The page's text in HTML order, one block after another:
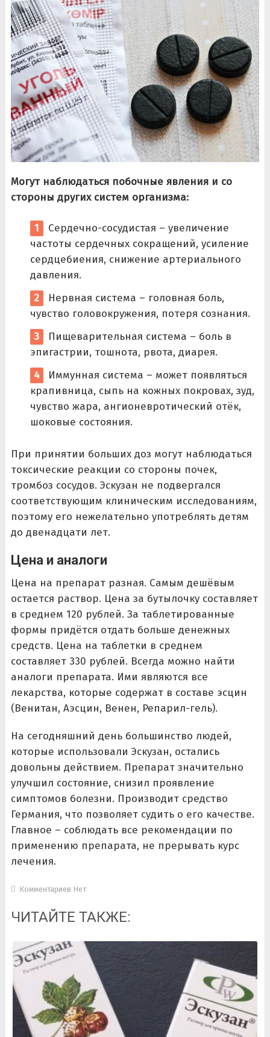
Могут наблюдаться побочные явления и со
стороны других систем организма:
Сердечно-сосудистая – увеличение
частоты сердечных сокращений, усиление
сердцебиения, снижение артериального
давления.
Нервная система – головная боль,
чувство головокружения, потеря сознания.
Пищеварительная система – боль в
эпигастрии, тошнота, рвота, диарея.
Иммунная система – может появляться
крапивница, сыпь на кожных покровах, зуд,
чувство жара, ангионевротический отёк,
шоковые состояния.
При принятии больших доз могут наблюдаться
токсические реакции со стороны почек,
тромбоз сосудов. Эскузан не подвергался
соответствующим клиническим исследованиям,
поэтому его нежелательно употреблять детям
до двенадцати лет.
Цена и аналоги
Цена на препарат разная. Самым дешёвым
остается раствор. Цена за бутылочку составляет
в среднем 120 рублей. За таблетированные
формы придётся отдать больше денежных
средств. Цена на таблетки в среднем
составляет 330 рублей. Всегда можно найти
аналоги препарата. Ими являются все
лекарства, которые содержат в составе эсцин
(Венитан, Аэсцин, Венен, Репарил-гель).
На сегодняшний день большинство людей,
которые использовали Эскузан, остались
довольны действием. Препарат значительно
улучшил состояние, снизил проявление
симптомов болезни. Производит средство
Германия, что позволяет судить о его качестве.
Главное – соблюдать все рекомендации по
применению препарата, не прерывать курс
лечения.
Комментариев Нет
ЧИТАЙТЕ ТАКЖЕ: